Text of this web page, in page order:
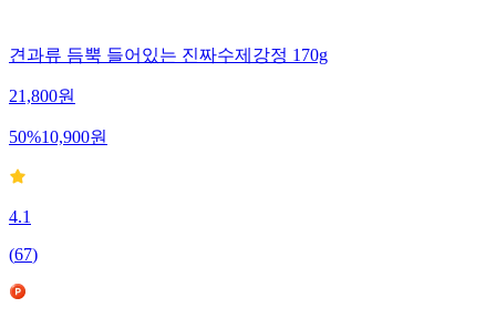
견과류 듬뿍 들어있는 진짜수제강정 170g
21,800원
50%10,900원
4.1
(67)